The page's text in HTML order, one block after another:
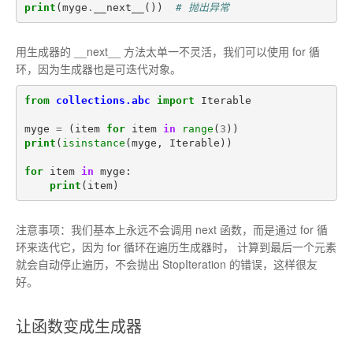
print (myge . __next__ ()) # 抛出异常
用生成器的 __next__ 方法太单一不灵活，我们可以使用 for 循
环，因为生成器也是可迭代对象。
from collections.abc import Iterable
myge = ( item for item in range ( 3 ))
print ( isinstance (myge , Iterable ))
for item in myge :
print ( item)
注意事项：我们基本上永远不会调用 next 函数，而是通过 for 循
环来迭代它，因为 for 循环在遍历生成器时， 计算到最后一个元素
就会自动停止遍历，不会抛出 StopIteration 的错误，这样很友
好。
让函数变成生成器